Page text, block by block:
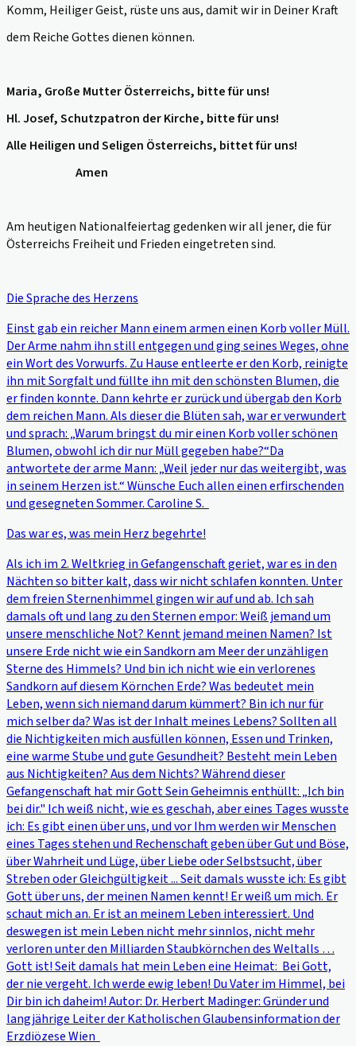
Komm, Heiliger Geist, rüste uns aus, damit wir in Deiner Kraft
dem Reiche Gottes dienen können.
Maria, Große Mutter Österreichs, bitte für uns!
Hl. Josef, Schutzpatron der Kirche, bitte für uns!
Alle Heiligen und Seligen Österreichs, bittet für uns!
Amen
Am heutigen Nationalfeiertag gedenken wir all jener, die für
Österreichs Freiheit und Frieden eingetreten sind.
Die Sprache des Herzens
Einst gab ein reicher Mann einem armen einen Korb voller Müll.
Der Arme nahm ihn still entgegen und ging seines Weges, ohne
ein Wort des Vorwurfs. Zu Hause entleerte er den Korb, reinigte
ihn mit Sorgfalt und füllte ihn mit den schönsten Blumen, die
er finden konnte. Dann kehrte er zurück und übergab den Korb
dem reichen Mann. Als dieser die Blüten sah, war er verwundert
und sprach: „Warum bringst du mir einen Korb voller schönen
Blumen, obwohl ich dir nur Müll gegeben habe?“Da
antwortete der arme Mann: „Weil jeder nur das weitergibt, was
in seinem Herzen ist.“ Wünsche Euch allen einen erfirschenden
und gesegneten Sommer. Caroline S.
Das war es, was mein Herz begehrte!
Als ich im 2. Weltkrieg in Gefangenschaft geriet, war es in den
Nächten so bitter kalt, dass wir nicht schlafen konnten. Unter
dem freien Sternenhimmel gingen wir auf und ab. Ich sah
damals oft und lang zu den Sternen empor: Weiß jemand um
unsere menschliche Not? Kennt jemand meinen Namen? Ist
unsere Erde nicht wie ein Sandkorn am Meer der unzähligen
Sterne des Himmels? Und bin ich nicht wie ein verlorenes
Sandkorn auf diesem Körnchen Erde? Was bedeutet mein
Leben, wenn sich niemand darum kümmert? Bin ich nur für
mich selber da? Was ist der Inhalt meines Lebens? Sollten all
die Nichtigkeiten mich ausfüllen können, Essen und Trinken,
eine warme Stube und gute Gesundheit? Besteht mein Leben
aus Nichtigkeiten? Aus dem Nichts? Während dieser
Gefangenschaft hat mir Gott Sein Geheimnis enthüllt: „Ich bin
bei dir." Ich weiß nicht, wie es geschah, aber eines Tages wusste
ich: Es gibt einen über uns, und vor Ihm werden wir Menschen
eines Tages stehen und Rechenschaft geben über Gut und Böse,
über Wahrheit und Lüge, über Liebe oder Selbstsucht, über
Streben oder Gleichgültigkeit ... Seit damals wusste ich: Es gibt
Gott über uns, der meinen Namen kennt! Er weiß um mich. Er
schaut mich an. Er ist an meinem Leben interessiert. Und
deswegen ist mein Leben nicht mehr sinnlos, nicht mehr
verloren unter den Milliarden Staubkörnchen des Weltalls …
Gott ist! Seit damals hat mein Leben eine Heimat: Bei Gott,
der nie vergeht. Ich werde ewig leben! Du Vater im Himmel, bei
Dir bin ich daheim! Autor: Dr. Herbert Madinger: Gründer und
langjährige Leiter der Katholischen Glaubensinformation der
Erzdiözese Wien